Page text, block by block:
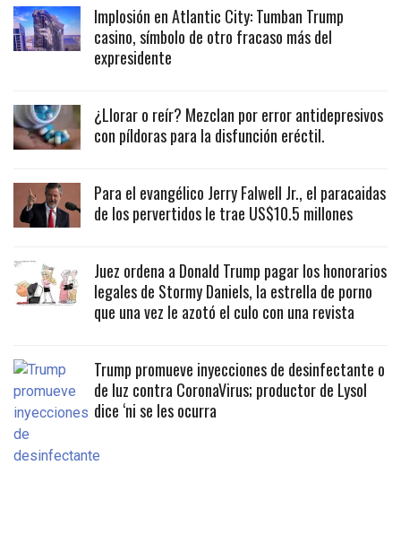
Implosión en Atlantic City: Tumban Trump
casino, símbolo de otro fracaso más del
expresidente
¿Llorar o reír? Mezclan por error antidepresivos
con píldoras para la disfunción eréctil.
Para el evangélico Jerry Falwell Jr., el paracaidas
de los pervertidos le trae US$10.5 millones
Juez ordena a Donald Trump pagar los honorarios
legales de Stormy Daniels, la estrella de porno
que una vez le azotó el culo con una revista
Trump promueve inyecciones de desinfectante o
de luz contra CoronaVirus; productor de Lysol
dice ‘ni se les ocurra